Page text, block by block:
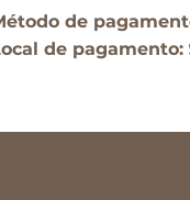
de
de pagamento: